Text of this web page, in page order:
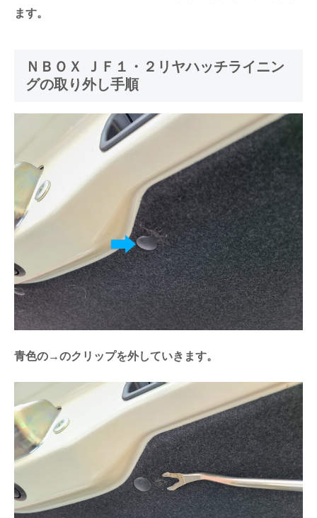
ます。
ＮＢＯＸ ＪＦ１・２リヤハッチライニン
グの取り外し手順
青色の→のクリップを外していきます。